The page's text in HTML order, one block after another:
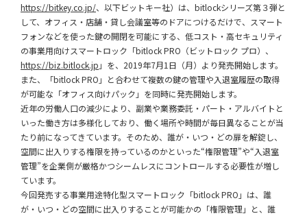
https://bitkey.co.jp/、以下ビットキー社）は、bitlockシリーズ第３弾と
して、オフィス・店舗・貸し会議室等のドアにつけるだけで、スマート
フォンなどを使った鍵の開閉を可能にする、低コスト・高セキュリティ
の事業用向けスマートロック「bitlock PRO（ビットロック プロ）、
https://biz.bitlock.jp 」を、2019年7月1日（月）より発売開始します。
また、「bitlock PRO」と合わせて複数の鍵の管理や入退室履歴の取得
が可能な「オフィス向けパック」を同時に発売開始します。
近年の労働人口の減少により、副業や業務委託・パート・アルバイトと
いった働き方は多様化しており、働く場所や時間が毎日異なることが当
たり前になってきています。そのため、誰が・いつ・どの扉を解錠し、
空間に出入りする権限を持っているのかといった“権限管理”や“入退室
管理”を企業側が厳格かつシームレスにコントロールする必要性が増し
ています。
今回発売する事業用途特化型スマートロック「bitlock PRO」は、誰
が・いつ・どの空間に出入りすることが可能かの「権限管理」と、誰